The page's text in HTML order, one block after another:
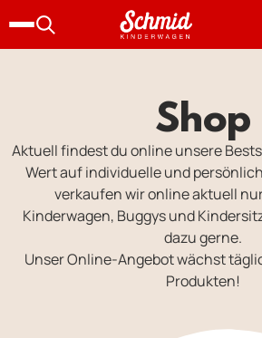
Shop
Aktuell findest du online unsere
Wert auf individuelle und
verkaufen wir online aktuell
Kinderwagen, Buggys und
dazu gerne.
Unser Online-Angebot wächst
Produkten!